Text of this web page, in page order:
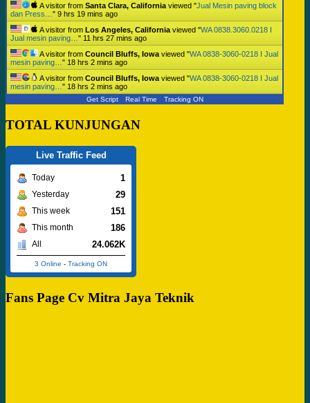
A visitor from Santa Clara, California viewed "Jual Mesin paving block
dan Press… " 9 hrs 19 mins ago
A visitor from Los Angeles, California viewed "WA 0838.3060.0218 I
Jual mesin paving… " 11 hrs 27 mins ago
A visitor from Council Bluffs, Iowa viewed "WA 0838-3060-0218 I Jual
mesin paving… " 18 hrs 2 mins ago
A visitor from Council Bluffs, Iowa viewed "WA 0838-3060-0218 I Jual
mesin paving… " 18 hrs 2 mins ago
Get Script Real Time Tracking ON
TOTAL KUNJUNGAN
Live Traffic Feed
Today 1
Yesterday 29
This week 151
This month 186
All 24.062K
3 Online - Tracking ON
Fans Page Cv Mitra Jaya Teknik